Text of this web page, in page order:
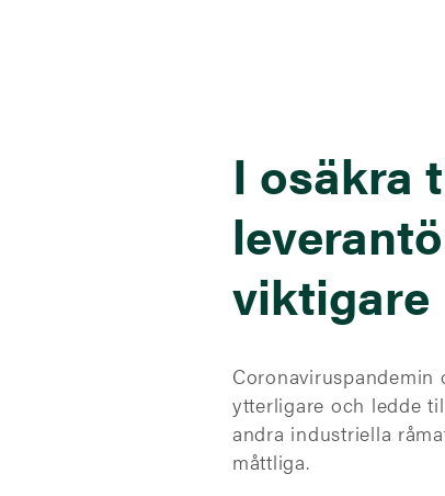
I osäkra
viktigare
ytterligare och ledde
andra industriella
måttliga.